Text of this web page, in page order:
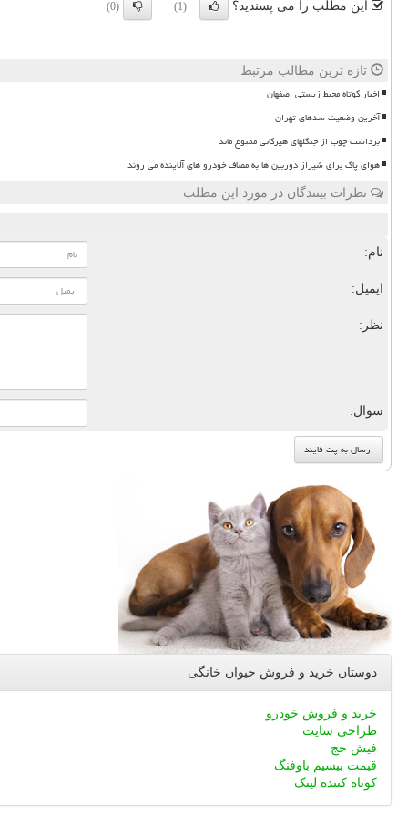
این مطلب را می پسندید؟ (1)
(0)
تازه ترین مطالب مرتبط
اخبار کوتاه محیط زیستی اصفهان
آخرین وضعیت سدهای تهران
برداشت چوب از جنگلهای هیرکانی ممنوع ماند
هوای پاک برای شیراز دوربین ها به مصاف خودرو های آلاینده می روند
نظرات بینندگان در مورد این مطلب
نام:
ایمیل:
نظر:
سوال:
دوستان خرید و فروش حیوان خانگی
خرید و فروش خودرو
طراحی سایت
فیش حج
قیمت بیسیم باوفنگ
کوتاه کننده لینک